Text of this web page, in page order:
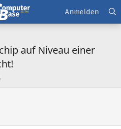
Anmelden
auf Niveau einer